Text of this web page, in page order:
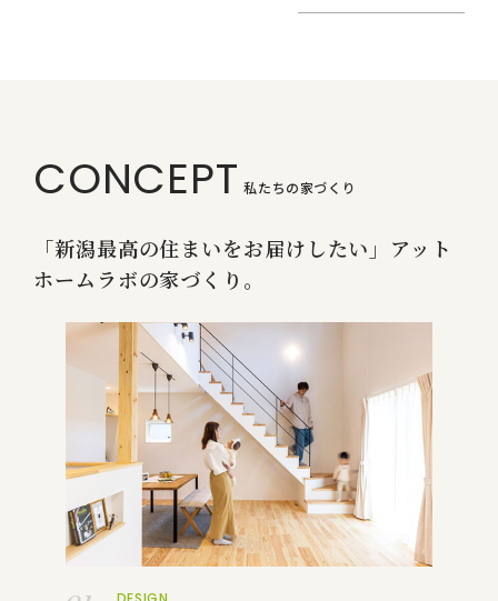
CONCEPT 私たちの家づくり
「新潟最高の住まいをお届けしたい」アット
ホームラボの家づくり。